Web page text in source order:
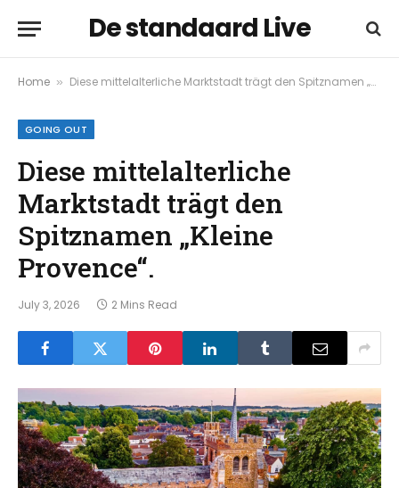
De standaard Live
Home » Diese mittelalterliche Marktstadt trägt den Spitznamen „Kleine Provence“.
GOING OUT
Diese mittelalterliche
Marktstadt trägt den
Spitznamen „Kleine
Provence“.
July 3, 2026 2 Mins Read